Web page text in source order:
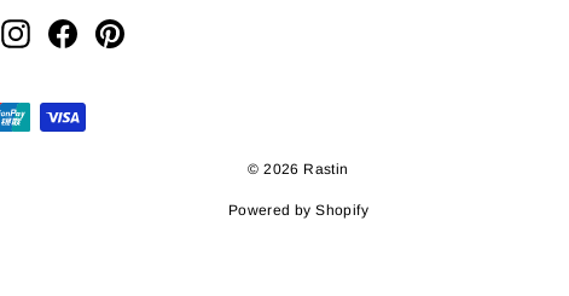
InstagramFacebookPinterest
© 2026 Rastin
Powered by Shopify